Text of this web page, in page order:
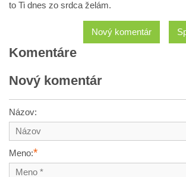
to Ti dnes zo srdca želám.
Nový komentár
Komentáre
Nový komentár
Názov:
Meno:*